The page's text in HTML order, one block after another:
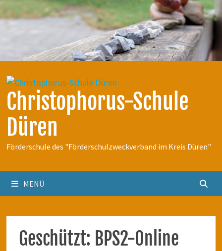
Zum
Inhalt
Christophorus-Schule
Düren
Förderschule des "Förderschulzweckverband im Kreis Düren"
MENÜ
Geschützt: BPS2-Online